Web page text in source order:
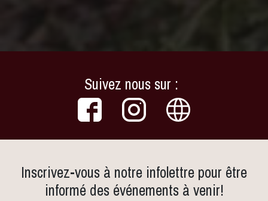
Suivez nous sur :
Inscrivez-vous à notre infolettre pour être
informé des événements à venir!